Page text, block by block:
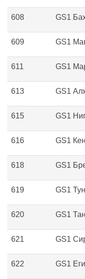
608 GS1
609 GS1
611 GS1
613 GS1
615 GS1
616 GS1
618 GS1
619 GS1
620 GS1
621 GS1
622 GS1